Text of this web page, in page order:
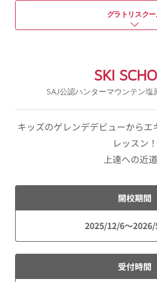
グラトリスクー
SKI
SAJ公認ハンターマウンテン塩
キッズのゲレンデデビューから
レッスン！
上達への近
開校期間
2025/12/6～
受付時間